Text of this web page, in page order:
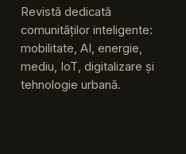
Revistă dedicată
comunităților inteligente:
mobilitate, AI, energie,
mediu, IoT, digitalizare și
tehnologie urbană.